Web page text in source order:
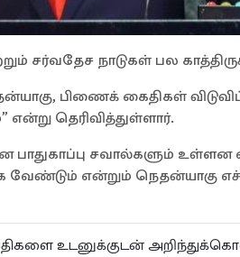
சர்வதேச நாடுகள் பல
பிணைக் கைதிகள்
தெரிவித்துள்ளார்.
பாதுகாப்பு சவால்களும்
வேண்டும் என்றும் நெதன்யாகு
உடனுக்குடன்